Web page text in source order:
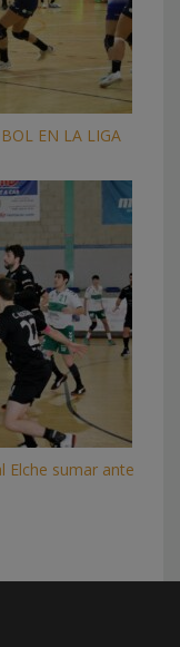
EN LA LIGA
Elche sumar ante